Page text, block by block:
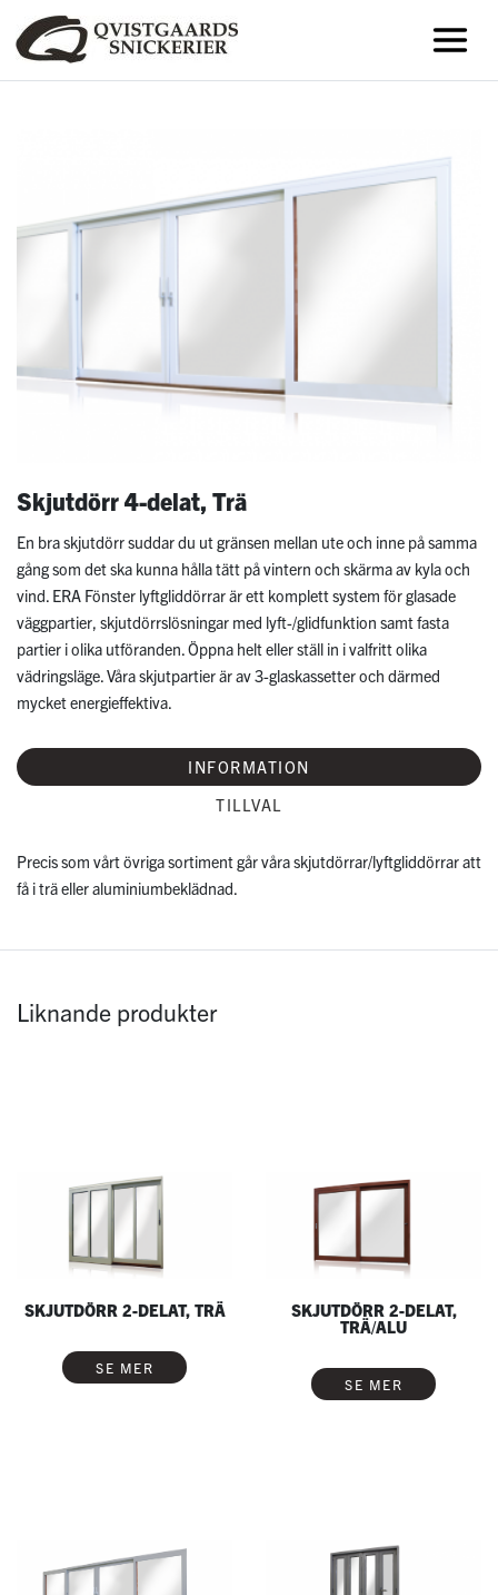
Skjutdörr 4-delat, Trä
En bra skjutdörr suddar du ut gränsen mellan ute och inne på samma
gång som det ska kunna hålla tätt på vintern och skärma av kyla och
vind. ERA Fönster lyftgliddörrar är ett komplett system för glasade
väggpartier, skjutdörrslösningar med lyft-/glidfunktion samt fasta
partier i olika utföranden. Öppna helt eller ställ in i valfritt olika
vädringsläge. Våra skjutpartier är av 3-glaskassetter och därmed
mycket energieffektiva.
INFORMATION
TILLVAL
Precis som vårt övriga sortiment går våra skjutdörrar/lyftgliddörrar att
få i trä eller aluminiumbeklädnad.
Liknande produkter
SKJUTDÖRR 2-DELAT, TRÄ
SE MER
SKJUTDÖRR 2-DELAT,
TRÄ/ALU
SE MER